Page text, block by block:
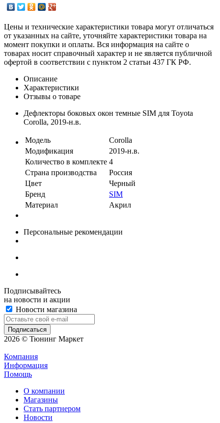
Цены и технические характеристики товара могут отличаться
от указанных на сайте, уточняйте характеристики товара на
момент покупки и оплаты. Вся информация на сайте о
товарах носит справочный характер и не является публичной
офертой в соответствии с пунктом 2 статьи 437 ГК РФ.
Описание
Характеристики
Отзывы о товаре
Дефлекторы боковых окон темные SIM для Toyota
Corolla, 2019-н.в.
Модель
Corolla
Модификация
2019-н.в.
Количество в комплекте 4
Страна производства
Россия
Цвет
Черный
Бренд
SIM
Материал
Акрил
Персональные рекомендации
Подписывайтесь
на новости и акции
Новости магазина
2026 © Тюнинг Маркет
Компания
Информация
Помощь
О компании
Магазины
Стать партнером
Новости